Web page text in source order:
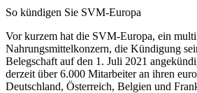
So kündigen Sie SVM-Europa
Vor kurzem hat die SVM-Europa, ein
Nahrungsmittelkonzern, die Kündigung
Belegschaft auf den 1. Juli 2021
derzeit über 6.000 Mitarbeiter an ihren
Deutschland, Österreich, Belgien und